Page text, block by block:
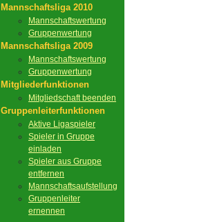
Mannschaftsliga 2010
Mannschaftswertung
Gruppenwertung
Mannschaftsliga 2009
Mannschaftswertung
Gruppenwertung
Mitgliederfunktionen
Mitgliedschaft beenden
Gruppenleiterfunktionen
Aktive Ligaspieler
Spieler in Gruppe
einladen
Spieler aus Gruppe
entfernen
Mannschaftsaufstellung
Gruppenleiter
ernennen